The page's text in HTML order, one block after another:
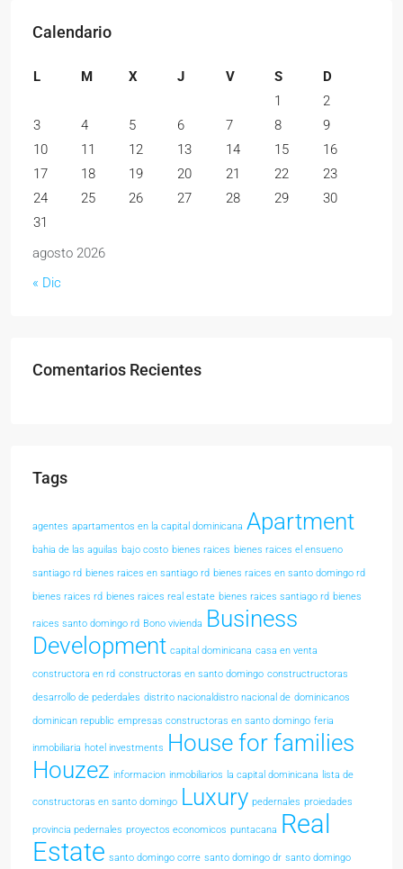
Calendario
agosto 2026
L M X J V S
D
1
2
3
4 5 6 7 8
9
10
11 12 13 14 15
16
17
18 19 20 21 22
23
24
25 26 27 28 29
30
31
« Dic
Comentarios Recientes
Tags
agentes apartamentos en la capital dominicana Apartment
bahia de las aguilas bajo costo bienes raices bienes raices el ensueno
santiago rd bienes raices en santiago rd bienes raices en santo domingo rd
bienes raices rd bienes raices real estate bienes raices santiago rd bienes
raices santo domingo rd Bono vivienda Business
Development capital dominicana casa en venta
constructora en rd constructoras en santo domingo constructructoras
desarrollo de pederdales distrito nacionaldistro nacional de dominicanos
dominican republic empresas constructoras en santo domingo feria
inmobiliaria hotel investments House for families
Houzez informacion inmobiliarios la capital dominicana lista de
constructoras en santo domingo Luxury pedernales proiedades
provincia pedernales proyectos economicos puntacana Real
Estate santo domingo corre santo domingo dr santo domingo